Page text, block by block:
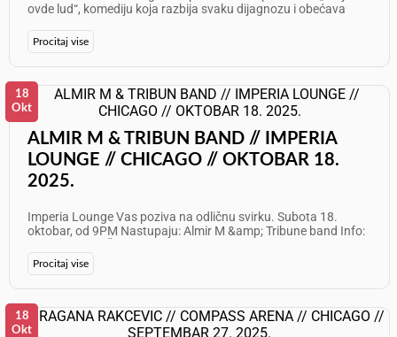
ovde lud“, komediju koja razbija svaku dijagnozu i obećava
oktobar 2025. u 20h - 18. oktobar 2025. u 20h - 19. oktobar
2025. u 17h Mesto: Skokie Theater, 7924 Lincoln Ave, Skokie, IL
60077 Karte su u prodaji na: serbiantheater.com Ne propustite
priliku da uživate u vrhunskoj glumi i humoru koji osvaja
publiku širom Amerike!
Procitaj vise
ALMIR M & TRIBUN BAND // IMPERIA
LOUNGE // CHICAGO // OKTOBAR 18.
2025.
Imperia Lounge Vas poziva na odličnu svirku. Subota 18.
oktobar, od 9PM Nastupaju: Almir M &amp; Tribune band Info:
Procitaj vise
18
Okt
18
Okt